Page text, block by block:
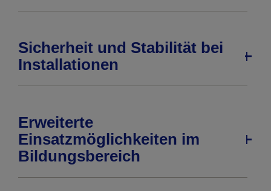
Sicherheit und Stabilität bei
Installationen
Erweiterte
Einsatzmöglichkeiten im
Bildungsbereich